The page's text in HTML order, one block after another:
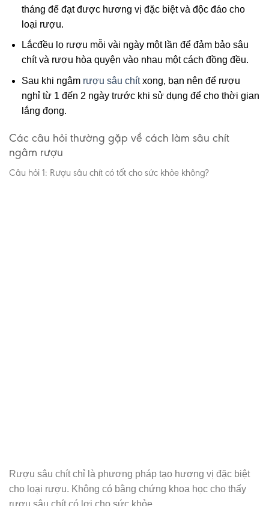
tháng để đạt được hương vị đặc biệt và độc đáo cho
loại rượu.
Lắcđều lọ rượu mỗi vài ngày một lần để đảm bảo sâu
chít và rượu hòa quyện vào nhau một cách đồng đều.
Sau khi ngâm rượu sâu chítxong, bạn nên để rượu
nghỉ từ 1 đến 2 ngày trước khi sử dụng để cho thời gian
lắng đọng.
Các câu hỏi thường gặp về cách làm sâu chít
ngâm rượu
Câu hỏi 1: Rượu sâu chít có tốt cho sức khỏe không?
Rượu sâu chít chỉ là phương pháp tạo hương vị đặc biệt
cho loại rượu. Không có bằng chứng khoa học cho thấy
rượu sâu chít có lợi cho sức khỏe.